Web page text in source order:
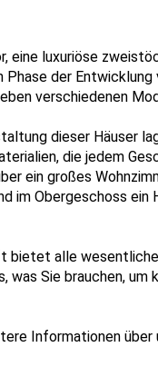
eine luxuriöse
Phase der
verschiedenen
dieser Häuser
die jedem
ein großes
im Obergeschoss
bietet alle
Sie brauchen, um
Informationen über